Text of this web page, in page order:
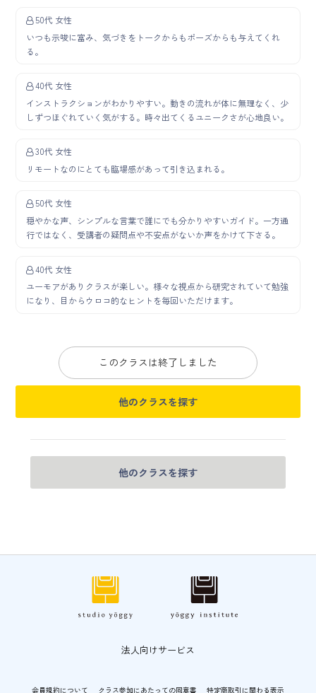
50代 女性
いつも示唆に富み、気づきをトークからもポーズからも与えてくれ
る。
40代 女性
インストラクションがわかりやすい。動きの流れが体に無理なく、少
しずつほぐれていく気がする。時々出てくるユニークさが心地良い。
30代 女性
リモートなのにとても臨場感があって引き込まれる。
50代 女性
穏やかな声、シンプルな言葉で誰にでも分かりやすいガイド。一方通
行ではなく、受講者の疑問点や不安点がないか声をかけて下さる。
40代 女性
ユーモアがありクラスが楽しい。様々な視点から研究されていて勉強
になり、目からウロコ的なヒントを毎回いただけます。
このクラスは終了しました
他のクラスを探す
他のクラスを探す
法人向けサービス
会員規約について クラス参加にあたっての同意書 特定商取引に関わる表示